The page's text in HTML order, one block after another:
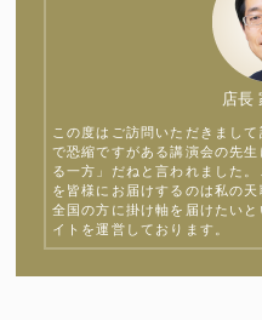
店長
この度はご訪問いただきまし
で恐縮ですがある講演会の先
る一方」だねと言われました
を皆様にお届けするのは私の
全国の方に掛け軸を届けたい
イトを運営しております。